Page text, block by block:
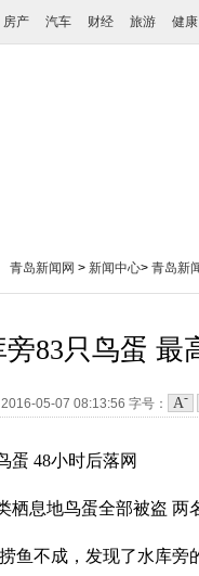
房产 汽车 财经 旅游 健康
青岛新闻网 > 新闻中心> 青岛新
83只鸟蛋 最
2016-05-07 08:13:56 字号： A-
蛋 48小时后落网
息地鸟蛋全部被盗 两
鱼不成，发现了水库旁